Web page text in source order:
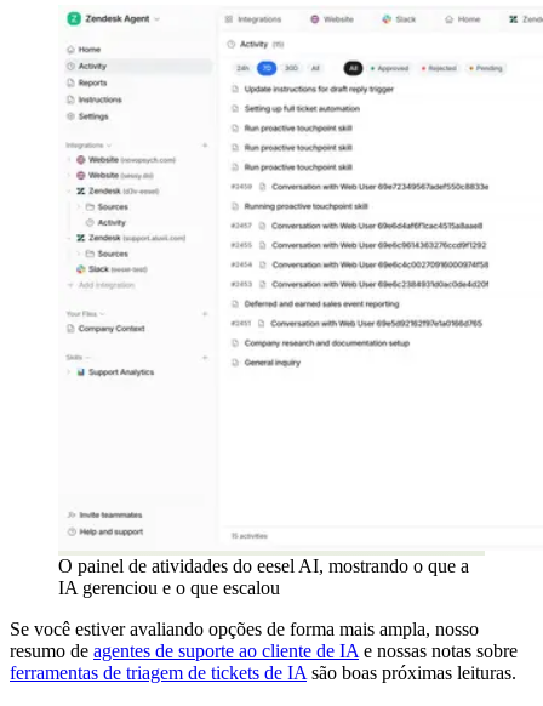
O painel de atividades do eesel AI, mostrando o que a
IA gerenciou e o que escalou
Se você estiver avaliando opções de forma mais ampla, nosso
resumo de agentes de suporte ao cliente de IA e nossas notas sobre
ferramentas de triagem de tickets de IA são boas próximas leituras.